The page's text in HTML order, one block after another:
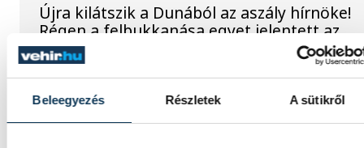
Beleegyezés Részletek A sütikről
Újra kilátszik a Dunából az aszály hírnöke!
Régen a felbukkanása egyet jelentett az
éhínséggel, ma pedig a klímaváltozás
okozta extrém szárazságra hívja fel a
figyelmet. Elmeséljük a baljós kőtömb
történetét.